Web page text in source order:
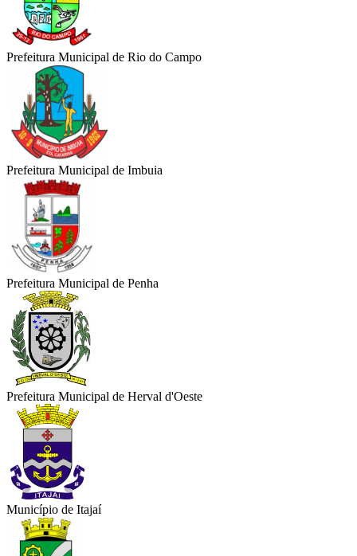
Prefeitura Municipal de Rio do Campo
Prefeitura Municipal de Imbuia
Prefeitura Municipal de Penha
Prefeitura Municipal de Herval d'Oeste
Município de Itajaí